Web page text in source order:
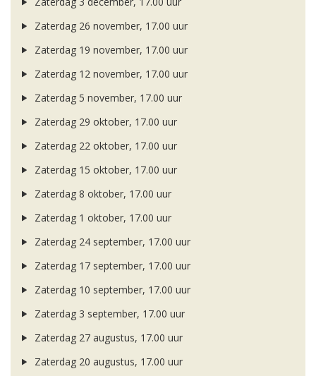
Zaterdag 26 november, 17.00 uur
Zaterdag 19 november, 17.00 uur
Zaterdag 12 november, 17.00 uur
Zaterdag 5 november, 17.00 uur
Zaterdag 29 oktober, 17.00 uur
Zaterdag 22 oktober, 17.00 uur
Zaterdag 15 oktober, 17.00 uur
Zaterdag 8 oktober, 17.00 uur
Zaterdag 1 oktober, 17.00 uur
Zaterdag 24 september, 17.00 uur
Zaterdag 17 september, 17.00 uur
Zaterdag 10 september, 17.00 uur
Zaterdag 3 september, 17.00 uur
Zaterdag 27 augustus, 17.00 uur
Zaterdag 20 augustus, 17.00 uur